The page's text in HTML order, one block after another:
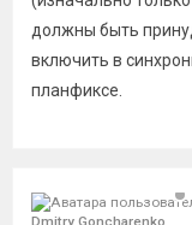
должны быть
включить в
планфиксе.
Dmitry Goncharenko